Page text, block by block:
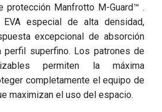
protección Manfrotto M-Guard™ .
especial de alta densidad,
excepcional de absorción
perfil superfino. Los patrones de
permiten la máxima
completamente el equipo de
maximizan el uso del espacio.